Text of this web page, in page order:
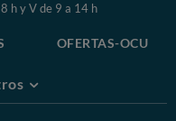
h y V de 9 a 14 h
OFERTAS-OCU